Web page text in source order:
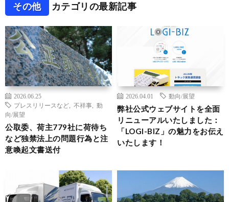
その他 カテゴリの最新記事
2026.06.25
プレスリリースなど
不祥事
動
向/展望
公取委、荷主779社に荷待ち
など独禁法上の問題行為と注
意喚起文書送付
2026.04.01 動向/展望
弊社公式ウェブサイトを全面
リニューアルいたしました：
「LOGI-BIZ」の魅力をお伝え
いたします！